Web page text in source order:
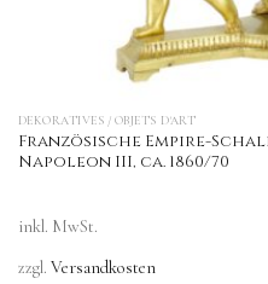
DEKORATIVES / OBJETS D'ART
Französische Empire-
Napoleon III, ca. 1860/70
inkl. MwSt.
zzgl. Versandkosten